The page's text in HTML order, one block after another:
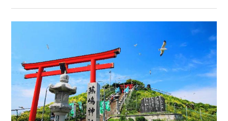
찬과 겉모양이 리얼한 벌레 유충 모양의 젤리까지 대표적인 것들부터 독특한
음식까지 폭넓게 즐길 수 있습니다. 앉아서 먹을 수 있는 휴식공간이 많아, 아
침부터 차분히 시간을 들여 다양한 먹거리를 만끽할 수 있습니다.